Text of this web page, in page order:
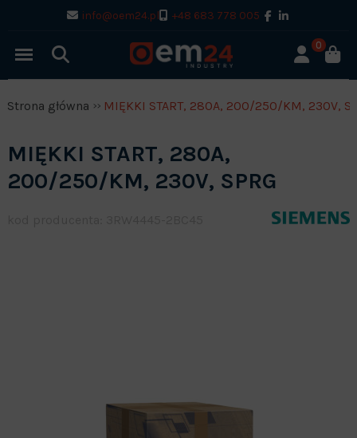
info@oem24.pl +48 683 778 005
0
Strona główna MIĘKKI START, 280A, 200/250/KM, 230V,
MIĘKKI START, 280A,
200/250/KM, 230V, SPRG